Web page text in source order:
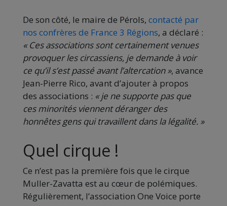
De son côté, le maire de Pérols, contacté par
nos confrères de France 3 Régions, a déclaré :
« Ces associations sont certainement venues
provoquer les circassiens, je demande à voir
ce qu’il s’est passé avant l’altercation», avance
Jean-Pierre Rico, avant d’ajouter à propos
des associations : « je ne supporte pas que
ces minorités viennent déranger des
honnêtes gens qui travaillent dans la légalité. »
Quel cirque !
Ce n’est pas la première fois que le cirque
Muller-Zavatta est au cœur de polémiques.
Régulièrement, l’association One Voice porte